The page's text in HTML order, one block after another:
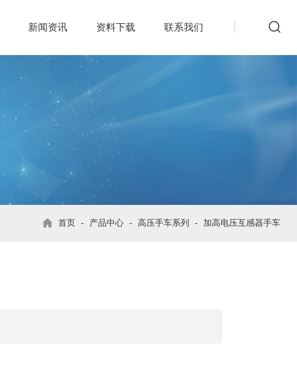
新闻资讯 资料下载 联系我们
首页 - 产品中心 - 高压手车系列 - 加高电压互感器手车